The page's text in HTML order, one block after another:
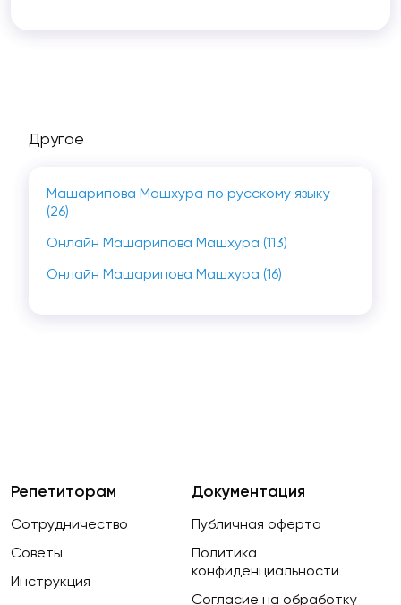
Другое
Машарипова Машхура по русскому языку
(26)
Онлайн Машарипова Машхура (113)
Онлайн Машарипова Машхура (16)
Документация
Публичная оферта
Политика
конфиденциальности
Согласие на обработку
Репетиторам
Сотрудничество
Советы
Инструкция